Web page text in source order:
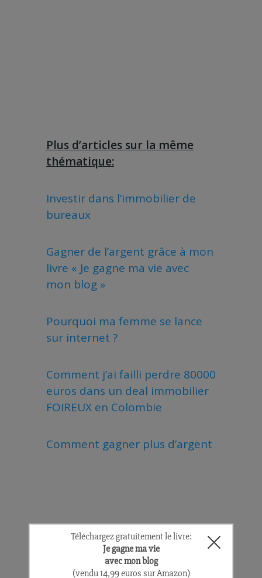
Plus d’articles sur la même
thématique:
Investir dans l’immobilier de
bureaux
Gagner de l’argent grâce à mon
livre « Je gagne ma vie avec
mon blog »
Pourquoi ma femme se lance
sur internet ?
Comment j’ai failli perdre 80000
euros dans un deal immobilier
FOIREUX en Colombie
Comment gagner plus d’argent